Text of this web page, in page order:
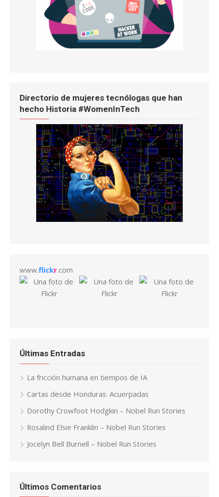
Directorio de mujeres tecnólogas que han
hecho Historia #WomenInTech
www.flickr.com
Últimas Entradas
La fricción humana en tiempos de IA
Cartas desde Honduras: Acuerpadas
Dorothy Crowfoot Hodgkin – Nobel Run Stories
Rosalind Elsie Franklin – Nobel Run Stories
Jocelyn Bell Burnell – Nobel Run Stories
Últimos Comentarios